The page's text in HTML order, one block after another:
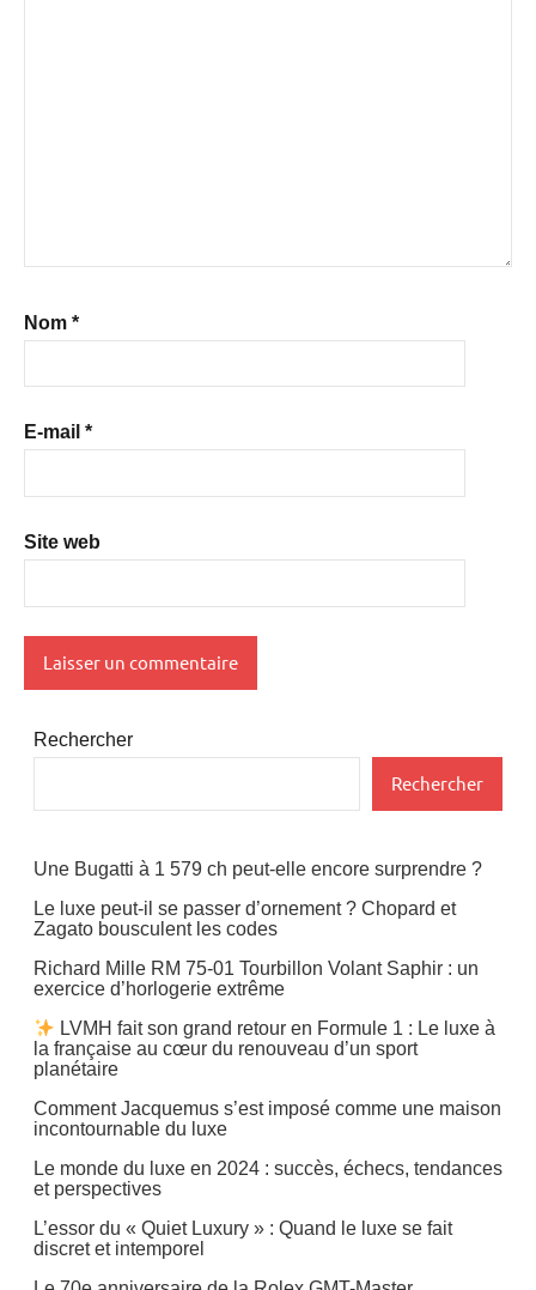
Nom *
E-mail *
Site web
Rechercher
Rechercher
Une Bugatti à 1 579 ch peut-elle encore surprendre ?
Le luxe peut-il se passer d’ornement ? Chopard et
Zagato bousculent les codes
Richard Mille RM 75-01 Tourbillon Volant Saphir : un
exercice d’horlogerie extrême
LVMH fait son grand retour en Formule 1 : Le luxe à
la française au cœur du renouveau d’un sport
planétaire
Comment Jacquemus s’est imposé comme une maison
incontournable du luxe
Le monde du luxe en 2024 : succès, échecs, tendances
et perspectives
L’essor du « Quiet Luxury » : Quand le luxe se fait
discret et intemporel